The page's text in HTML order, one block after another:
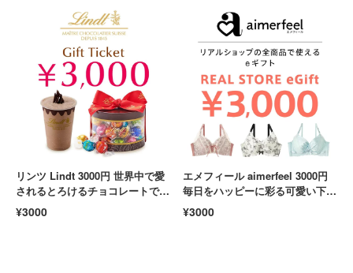
リンツ Lindt 3000円 世界中で愛
されるとろけるチョコレートで至
福の休息を スイーツ プレゼント
贅沢
¥3000
エメフィール aimerfeel 3000円
毎日をハッピーに彩る可愛い下着
を自由に選ぶ贅沢 ファッション
贈り物 贅沢
¥3000